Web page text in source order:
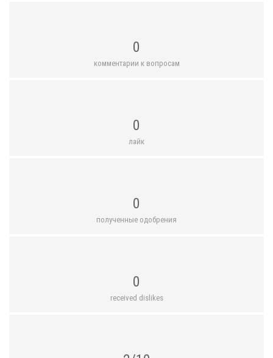
0
комментарии к вопросам
0
лайк
0
полученные одобрения
0
received dislikes